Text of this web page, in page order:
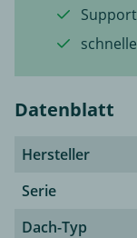
Datenblatt
Hersteller
Serie
Dach-Typ